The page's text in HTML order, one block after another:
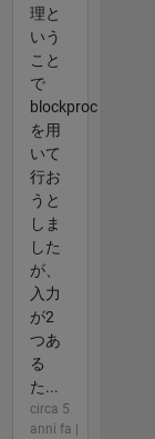
理と
いう
こと
で
blockproc
を用
いて
行お
うと
しま
した
が、
入力
が2
つあ
る
た...
circa 5
anni fa |